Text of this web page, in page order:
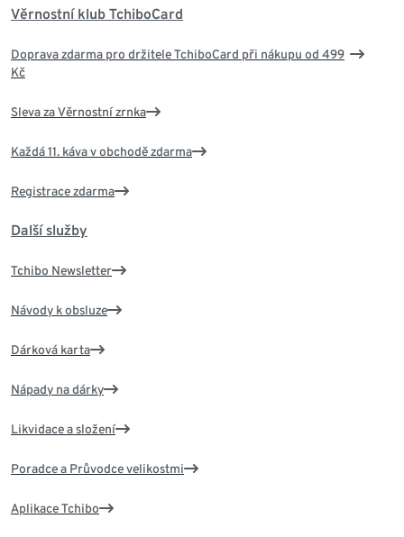
Věrnostní klub TchiboCard
Doprava zdarma pro držitele TchiboCard při nákupu od 499
Kč
Sleva za Věrnostní zrnka
Každá 11. káva v obchodě zdarma
Registrace zdarma
Další služby
Tchibo Newsletter
Návody k obsluze
Dárková karta
Nápady na dárky
Likvidace a složení
Poradce a Průvodce velikostmi
Aplikace Tchibo